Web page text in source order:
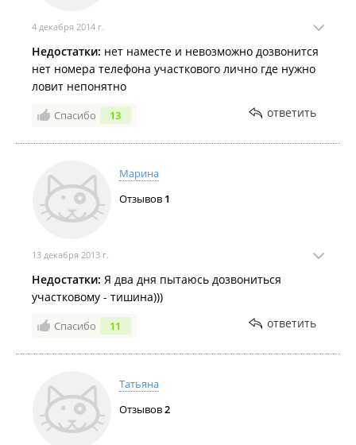
4 декабря 2014 г.
Недостатки: нет наместе и невозможно дозвонится
нет номера телефона участкового лично где нужно
ловит непонятно
Спасибо 13 ответить
Марина
Отзывов 1
13 декабря 2013 г.
Недостатки: Я два дня пытаюсь дозвониться
участковому - тишина)))
Спасибо 11 ответить
Татьяна
Отзывов2